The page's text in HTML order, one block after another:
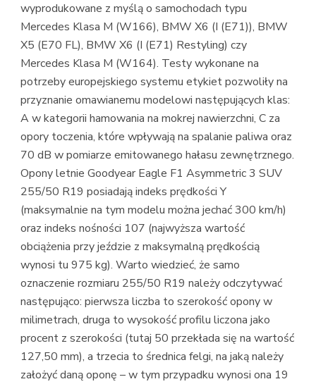
wyprodukowane z myślą o samochodach typu
Mercedes Klasa M (W166), BMW X6 (I (E71)), BMW
X5 (E70 FL), BMW X6 (I (E71) Restyling) czy
Mercedes Klasa M (W164). Testy wykonane na
potrzeby europejskiego systemu etykiet pozwoliły na
przyznanie omawianemu modelowi następujących klas:
A w kategorii hamowania na mokrej nawierzchni, C za
opory toczenia, które wpływają na spalanie paliwa oraz
70 dB w pomiarze emitowanego hałasu zewnętrznego.
Opony letnie Goodyear Eagle F1 Asymmetric 3 SUV
255/50 R19 posiadają indeks prędkości Y
(maksymalnie na tym modelu można jechać 300 km/h)
oraz indeks nośności 107 (najwyższa wartość
obciążenia przy jeździe z maksymalną prędkością
wynosi tu 975 kg). Warto wiedzieć, że samo
oznaczenie rozmiaru 255/50 R19 należy odczytywać
następująco: pierwsza liczba to szerokość opony w
milimetrach, druga to wysokość profilu liczona jako
procent z szerokości (tutaj 50 przekłada się na wartość
127,50 mm), a trzecia to średnica felgi, na jaką należy
założyć daną oponę – w tym przypadku wynosi ona 19